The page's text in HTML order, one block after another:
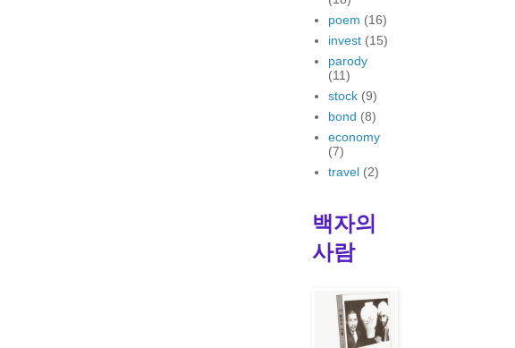
poem (16)
invest (15)
parody
(11)
stock (9)
bond (8)
economy
(7)
travel (2)
백자의
사람